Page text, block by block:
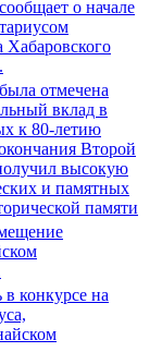
о начале
Хабаровского
отмечена
вклад в
к 80-летию
Второй
высокую
и памятных
памяти
конкурсе на